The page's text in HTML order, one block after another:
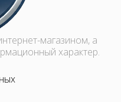
магазином, а
характер.